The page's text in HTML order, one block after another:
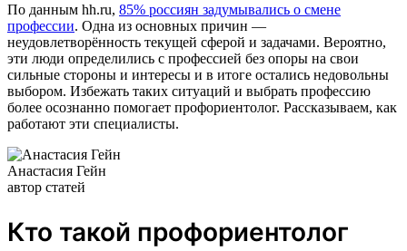
По данным hh.ru, 85% россиян задумывались о смене
профессии. Одна из основных причин —
неудовлетворённость текущей сферой и задачами. Вероятно,
эти люди определились с профессией без опоры на свои
сильные стороны и интересы и в итоге остались недовольны
выбором. Избежать таких ситуаций и выбрать профессию
более осознанно помогает профориентолог. Рассказываем, как
работают эти специалисты.
Анастасия Гейн
автор статей
Кто такой профориентолог